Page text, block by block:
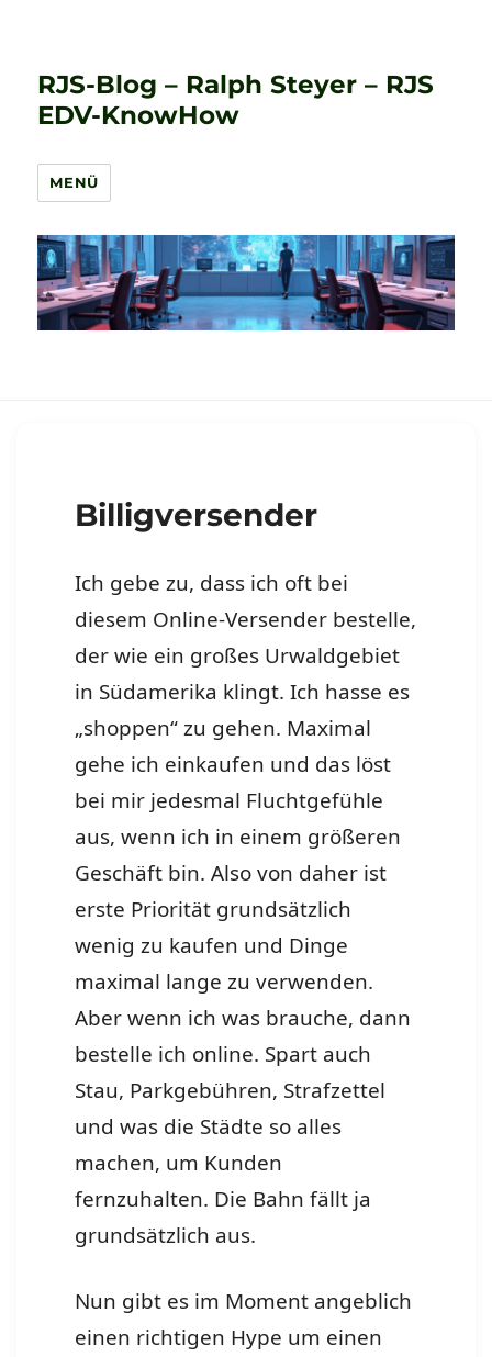
RJS-Blog – Ralph Steyer – RJS
EDV-KnowHow
MENÜ
Billigversender
Ich gebe zu, dass ich oft bei
diesem Online-Versender bestelle,
der wie ein großes Urwaldgebiet
in Südamerika klingt. Ich hasse es
„shoppen“ zu gehen. Maximal
gehe ich einkaufen und das löst
bei mir jedesmal Fluchtgefühle
aus, wenn ich in einem größeren
Geschäft bin. Also von daher ist
erste Priorität grundsätzlich
wenig zu kaufen und Dinge
maximal lange zu verwenden.
Aber wenn ich was brauche, dann
bestelle ich online. Spart auch
Stau, Parkgebühren, Strafzettel
und was die Städte so alles
machen, um Kunden
fernzuhalten. Die Bahn fällt ja
grundsätzlich aus.
Nun gibt es im Moment angeblich
einen richtigen Hype um einen